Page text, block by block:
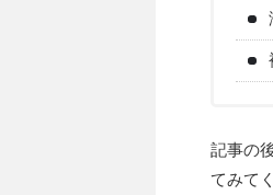
記事の
てみて